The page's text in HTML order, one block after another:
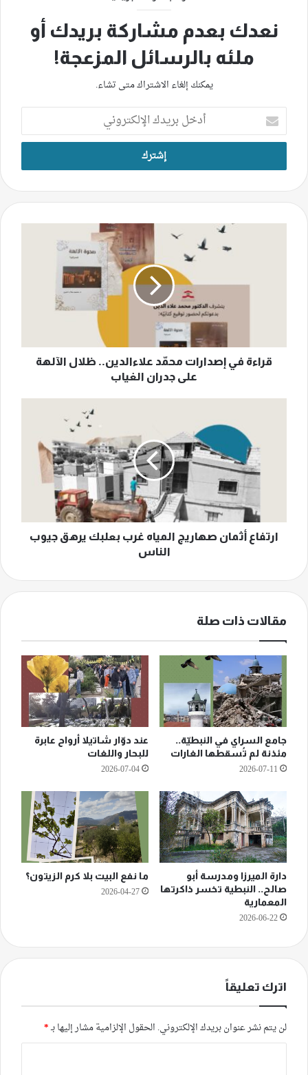
نعدك بعدم مشاركة بريدك أو
ملئه بالرسائل المزعجة!
يمكنك إلغاء الاشتراك متى تشاء.
أدخل
بريدك
الإلكتروني
علاءالدين..
جدران
الغيابقراءة في إصدارات محمّد علاءالدين.. ظلال الآلهة
على جدران الغياب
الناس
ارتفاع أثمان صهاريج المياه غرب بعلبك يرهق جيوب
الناس
مقالات ذات صلة
جامع السراي في النبطيّة..
مئذنة لم تُسقطها الغارات
2026-07-11
عند دوّار شاتيلا أرواح عابرة
للبحار واللغات
2026-07-04
دارة الميرزا ومدرسة أبو
صالح.. النبطية تخسر ذاكرتها
المعمارية
2026-06-22
ما نفع البيت بلا كرم الزيتون؟
2026-04-27
اترك تعليقاً
لن يتم نشر عنوان بريدك الإلكتروني. الحقول الإلزامية مشار إليها بـ*